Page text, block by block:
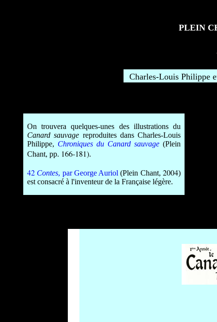
PLEIN
Charles-Louis Philippe
On trouveraquelques-unes des illustrations du
Canard sauvage reproduites dans Charles-Louis
Philippe, Chroniques du Canard sauvage (Plein
Chant, pp. 166-181).
42 Contes, par George Auriol (Plein Chant,2004)
est consacré à l'inventeur de la Française légère.